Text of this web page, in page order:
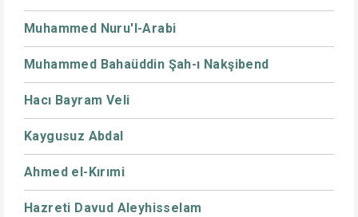
Muhammed Nuru'l-Arabi
Muhammed Bahaüddin Şah-ı Nakşibend
Hacı Bayram Veli
Kaygusuz Abdal
Ahmed el-Kırımi
Hazreti Davud Aleyhisselam